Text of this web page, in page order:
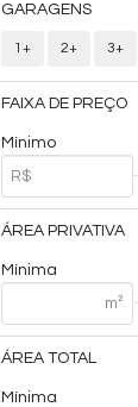
GARAGENS
1+ 2+ 3+
FAIXA DE PREÇO
Mínimo
ÁREA PRIVATIVA
Mínima
ÁREA TOTAL
Mínima